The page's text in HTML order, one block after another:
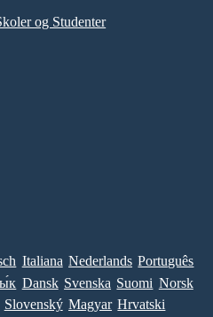
og Studenter
Italiana Nederlands Português
Dansk Svenska Suomi Norsk
Slovenský Magyar Hrvatski